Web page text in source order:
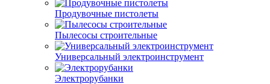
Продувочные пистолеты
Пылесосы строительные
Универсальный электроинструмент
Электрорубанки